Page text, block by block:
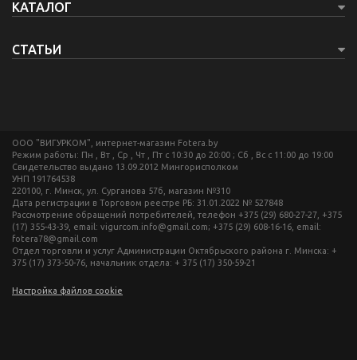
КАТАЛОГ
СТАТЬИ
ООО "ВИГУРКОМ", интернет-магазин Fotera.by
Режим работы: Пн , Вт , Ср , Чт , Пт c 10:30 до 20:00 ; Сб , Вс c 11:00 до 19:00
Свидетельство выдано 13.09.2012 Мингорисполком
УНП 191764538
220100, г. Минск, ул. Сурганова 57б, магазин №310
Дата регистрации в Торговом реестре РБ: 31.01.2022 № 527848
Рассмотрение обращений потребителей, телефон +375 (29) 680-27-27, +375
(17) 355-43-39, email: vigurcom.info@gmail.com; +375 (29) 608-16-16, email:
fotera78@gmail.com
Отдел торговли и услуг Администрации Октябрьского района г. Минска: +
375 (17) 373-50-76, начальник отдела: + 375 (17) 350-59-21
Настройка файлов cookie